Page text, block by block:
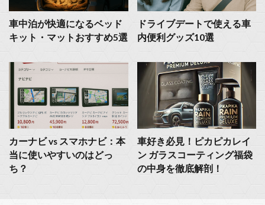
車中泊が快適になるベッド
キット・マットおすすめ5選
ドライブデートで使える車
内便利グッズ10選
カーナビ vs スマホナビ：本
当に使いやすいのはどっ
ち？
車好き必見！ピカピカレイ
ン ガラスコーティング福袋
の中身を徹底解剖！